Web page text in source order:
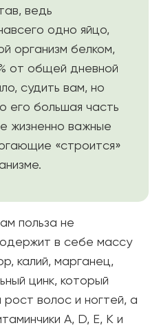
ведь
одно яйцо,
организм белком,
от общей дневной
судить вам, но
его большая часть
жизненно важные
«строится»
польза не
в себе массу
калий, марганец,
цинк, который
рост волос и ногтей, а
A, D, E, K и